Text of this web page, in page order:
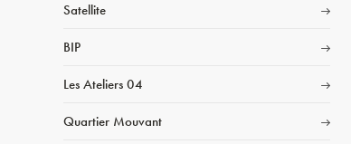
Satellite
BIP
Les Ateliers 04
Quartier Mouvant